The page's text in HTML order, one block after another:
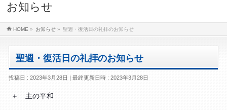
お知らせ
HOME » お知らせ » 聖週・復活日の礼拝のお知らせ
聖週・復活日の礼拝のお知らせ
投稿日 : 2023年3月28日 最終更新日時 : 2023年3月28日
＋ 主の平和